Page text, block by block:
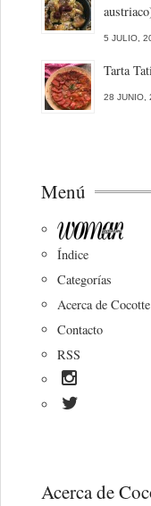
5 JULIO,
Tarta
28 JUNIO,
Menú
Índice
Categorías
Acerca de Cocotte
Contacto
RSS
Acerca de